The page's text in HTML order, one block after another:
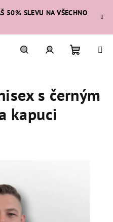
50% SLEVU NA VŠECHNO
košík
s černým
kapuci